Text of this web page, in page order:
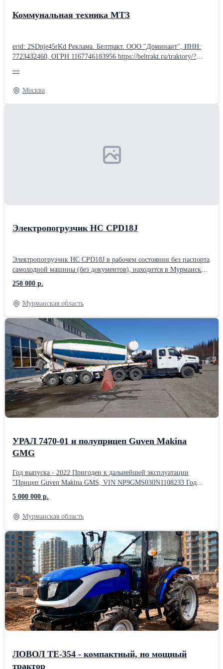
Коммунальная техника МТЗ
erid: 2SDnje45rKd Реклама. Белтракт. ООО "Доминант", ИНН:
772З4З2460, ОГРН 116774618З956 https://beltrakt.ru/traktory/?
круглый год! Уборка улиц и тротуаров, очистка дорог от снега,
погрузка материалов, вывоз мусора или засыпка траншей - в
«Белтракт» найдётся техника для самых разных коммунальных
задач. В каталоге представлены уборочно-погрузочные,
работе. Расскажите нам о своих задачах - поможем подобрать
подходящую модель и комплектацию.
—
Москва
Электропогрузчик НC CPD18J
Электропогрузчик НC CPD18J в рабочем состоянии без паспорта
самоходной машины (без документов), находится в Мурманской
области г. Кировск. Электропогрузчик НC CPD18J в рабочем
состоянии без паспорта самоходной машины (без документов),
находится в Мурманской области г. Кировск.
250 000 р.
Мурманская область
УРАЛ 7470-01 и полуприцеп Guven Makina
GMG
Год выпуска - 2022 Пригоден к дальнейшей эксплуатации
"Прицеп Guven Makina GMS, VIN NP9GMS030N1108233 Год
выпуска - 2022 грузоподъемность - 30500 кг. Объем
смесительного барабана 16 м3. Требуется ремонт рамы,
электропроводки. "
5 000 000 р.
Мурманская область
ЛОВОЛ TE-354 - компактный, но мощный
трактор